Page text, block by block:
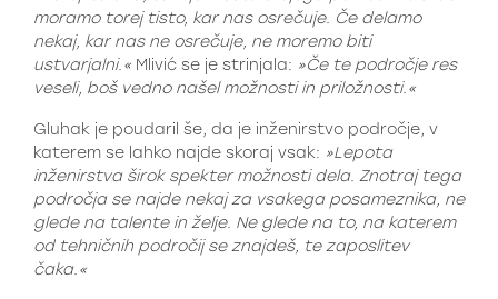
moramo torej tisto, kar nas osrečuje. Če delamo
nekaj, kar nas ne osrečuje, ne moremo biti
ustvarjalni.« Mlivić se je strinjala: »Če te področje res
veseli, boš vedno našel možnosti in priložnosti.«
Gluhak je poudaril še, da je inženirstvo področje, v
katerem se lahko najde skoraj vsak: »Lepota
inženirstva širok spekter možnosti dela. Znotraj tega
področja se najde nekaj za vsakega posameznika, ne
glede na talente in želje. Ne glede na to, na katerem
od tehničnih področij se znajdeš, te zaposlitev
čaka.«